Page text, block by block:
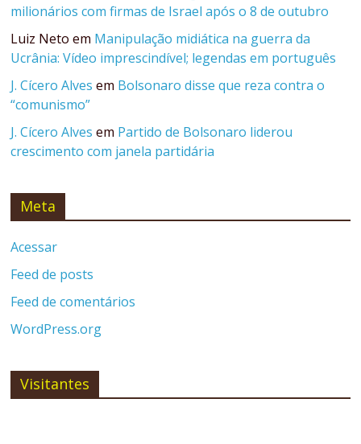
milionários com firmas de Israel após o 8 de outubro
Luiz Neto em Manipulação midiática na guerra da
Ucrânia: Vídeo imprescindível; legendas em português
J. Cícero Alves em Bolsonaro disse que reza contra o
“comunismo”
J. Cícero Alves em Partido de Bolsonaro liderou
crescimento com janela partidária
Meta
Acessar
Feed de posts
Feed de comentários
WordPress.org
Visitantes